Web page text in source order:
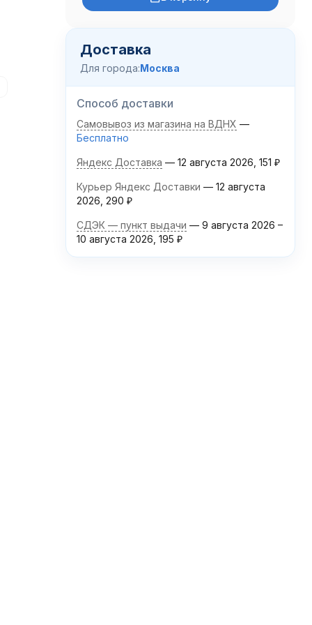
Доставка
Для города:Москва
Способ доставки
Самовывоз из магазина на ВДНХ
Бесплатно
Яндекс Доставка 12 августа 2026 151 ₽
Курьер Яндекс Доставки
12 августа
2026 290 ₽
СДЭК — пункт выдачи 9 августа 2026 –
10 августа 2026 195 ₽